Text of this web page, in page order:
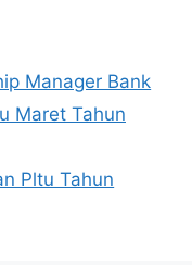
Manager Bank
Maret Tahun
Pltu Tahun